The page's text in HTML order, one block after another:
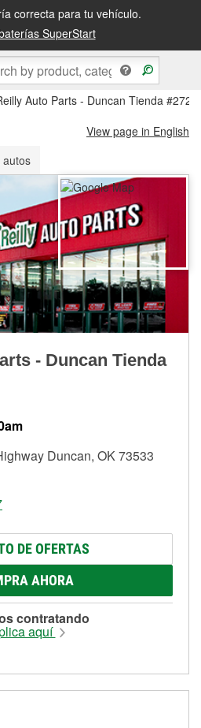
correcta para tu vehículo.
SuperStart
siguiente o recógela en la tienda
Auto Parts - Duncan Tienda #272
View page in English
autos
- Duncan Tienda
Duncan, OK 73533
DE OFERTAS
AHORA
contratando
aquí